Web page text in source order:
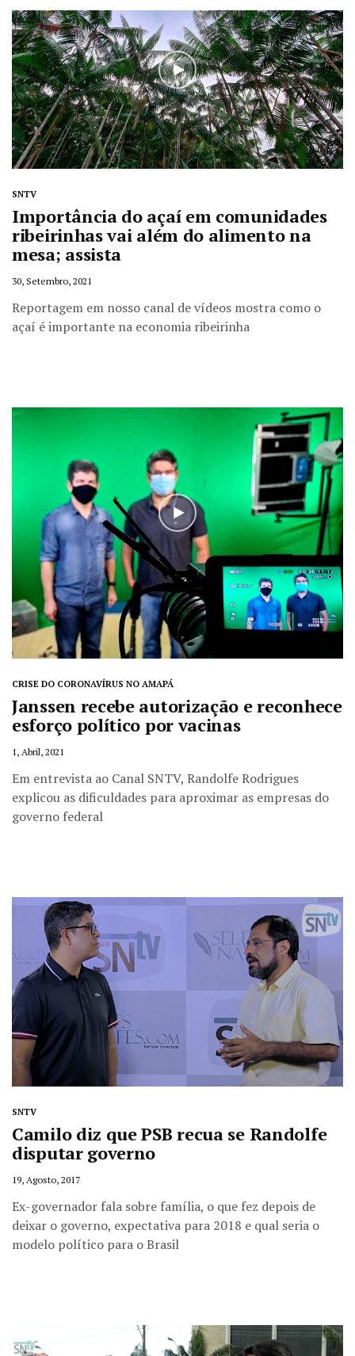
SNTV
Importância do açaí em comunidades
ribeirinhas vai além do alimento na
mesa; assista
30, Setembro, 2021
Reportagem em nosso canal de vídeos mostra como o
açaí é importante na economia ribeirinha
CRISE DO CORONAVÍRUS NO AMAPÁ
Janssen recebe autorização e reconhece
esforço político por vacinas
1, Abril, 2021
Em entrevista ao Canal SNTV, Randolfe Rodrigues
explicou as dificuldades para aproximar as empresas do
governo federal
SNTV
Camilo diz que PSB recua se Randolfe
disputar governo
19, Agosto, 2017
Ex-governador fala sobre família, o que fez depois de
deixar o governo, expectativa para 2018 e qual seria o
modelo político para o Brasil